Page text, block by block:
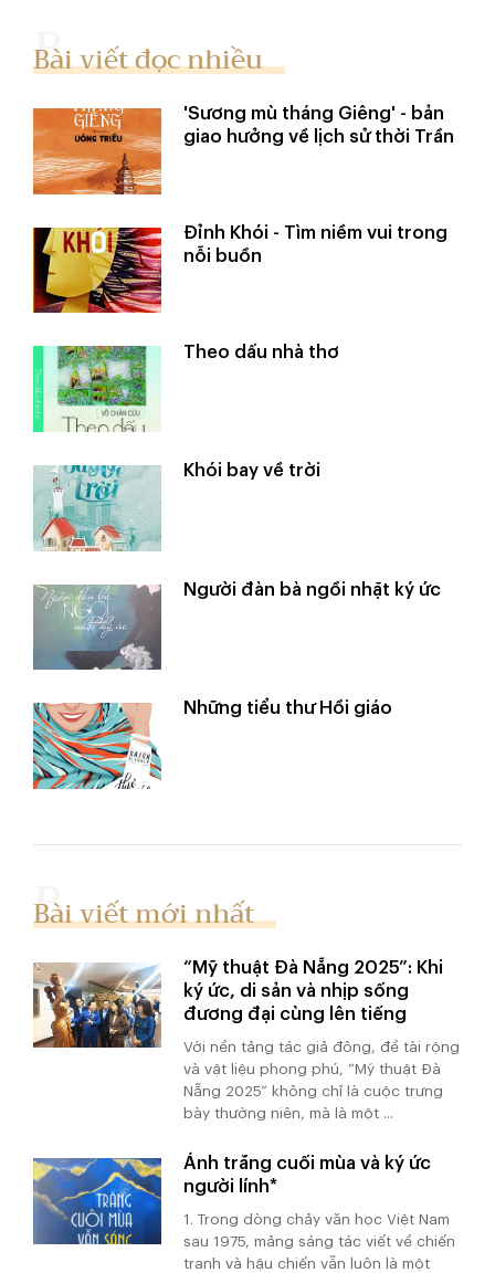
Bài viết đọc nhiều
'Sương mù tháng Giêng' - bản
giao hưởng về lịch sử thời Trần
Đỉnh Khói - Tìm niềm vui trong
nỗi buồn
Theo dấu nhà thơ
Khói bay về trời
Người đàn bà ngồi nhặt ký ức
Những tiểu thư Hồi giáo
Bài viết mới nhất
“Mỹ thuật Đà Nẵng 2025”: Khi
ký ức, di sản và nhịp sống
đương đại cùng lên tiếng
Với nền tảng tác giả đông, đề tài rộng
và vật liệu phong phú, “Mỹ thuật Đà
Nẵng 2025” không chỉ là cuộc trưng
bày thường niên, mà là một ...
Ánh trăng cuối mùa và ký ức
người lính*
1. Trong dòng chảy văn học Việt Nam
sau 1975, mảng sáng tác viết về chiến
tranh và hậu chiến vẫn luôn là một